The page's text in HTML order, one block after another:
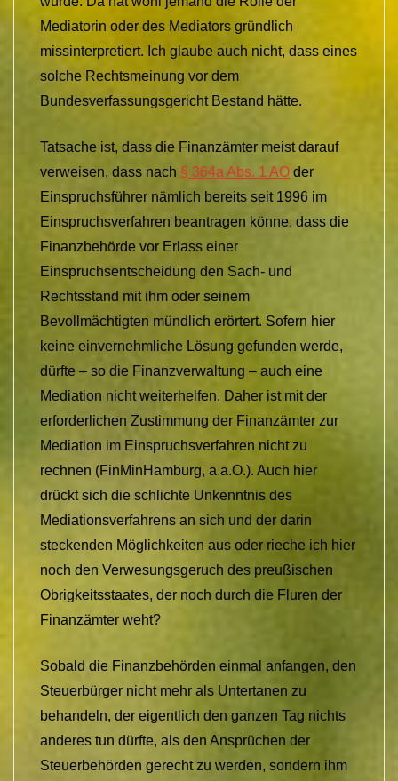
Mediatorin oder des Mediators gründlich
missinterpretiert. Ich glaube auch nicht, dass eines
solche Rechtsmeinung vor dem
Bundesverfassungsgericht Bestand hätte.
Tatsache ist, dass die Finanzämter meist darauf
verweisen, dass nach § 364a Abs. 1 AO der
Einspruchsführer nämlich bereits seit 1996 im
Einspruchsverfahren beantragen könne, dass die
Finanzbehörde vor Erlass einer
Einspruchsentscheidung den Sach- und
Rechtsstand mit ihm oder seinem
Bevollmächtigten mündlich erörtert. Sofern hier
keine einvernehmliche Lösung gefunden werde,
dürfte – so die Finanzverwaltung – auch eine
Mediation nicht weiterhelfen. Daher ist mit der
erforderlichen Zustimmung der Finanzämter zur
Mediation im Einspruchsverfahren nicht zu
rechnen (FinMinHamburg, a.a.O.). Auch hier
drückt sich die schlichte Unkenntnis des
Mediationsverfahrens an sich und der darin
steckenden Möglichkeiten aus oder rieche ich hier
noch den Verwesungsgeruch des preußischen
Obrigkeitsstaates, der noch durch die Fluren der
Finanzämter weht?
Sobald die Finanzbehörden einmal anfangen, den
Steuerbürger nicht mehr als Untertanen zu
behandeln, der eigentlich den ganzen Tag nichts
anderes tun dürfte, als den Ansprüchen der
Steuerbehörden gerecht zu werden, sondern ihm